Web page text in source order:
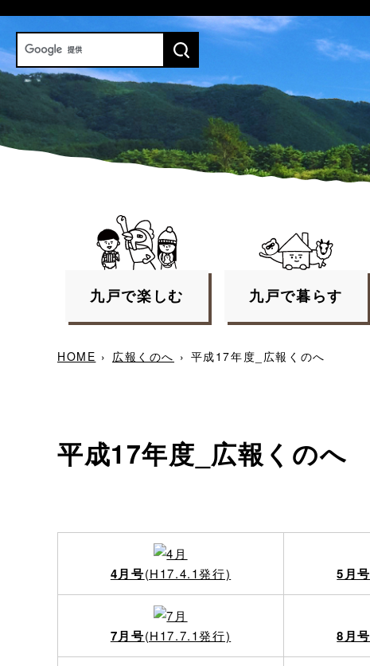
九戸で楽しむ 九戸で暮らす
HOME › 広報くのへ › 平成17年度_広報くのへ
平成17年度_広報くのへ
4月号(H17.4.1発行) 5月号
7月号(H17.7.1発行) 8月号